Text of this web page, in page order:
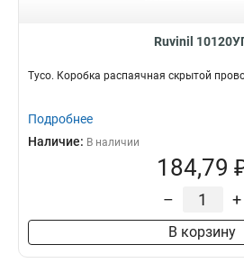
Ruvinil
Тусо. Коробка распаячная скрытой
Подробнее
Наличие: В наличии
184,79
– +
В корзину